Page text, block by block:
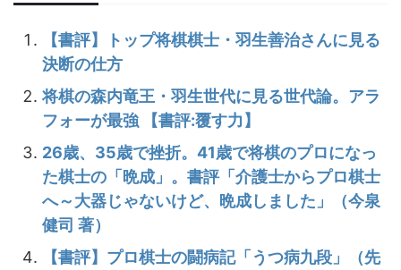
【書評】トップ将棋棋士・羽生善治さんに見る
決断の仕方
将棋の森内竜王・羽生世代に見る世代論。アラ
フォーが最強 【書評:覆す力】
26歳、35歳で挫折。41歳で将棋のプロになっ
た棋士の「晩成」。書評「介護士からプロ棋士
へ～大器じゃないけど、晩成しました」（今泉
健司 著）
【書評】プロ棋士の闘病記「うつ病九段」（先